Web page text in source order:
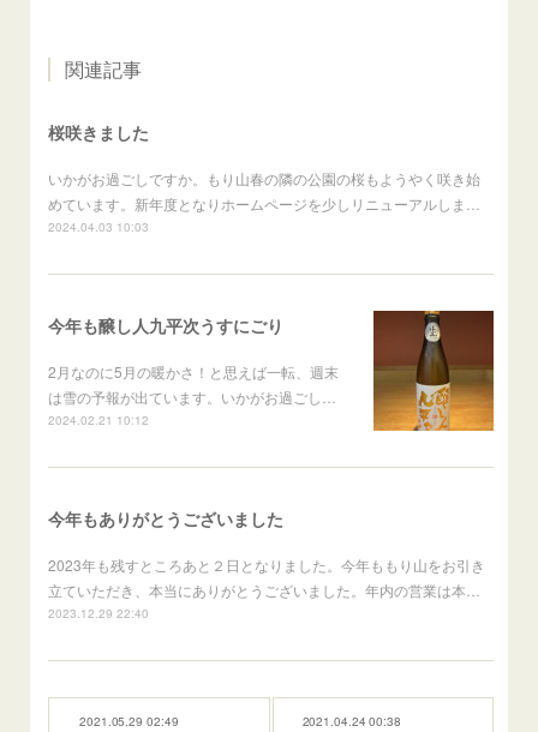
関連記事
桜咲きました
いかがお過ごしですか。もり山春の隣の公園の桜もようやく咲き始
めています。新年度となりホームページを少しリニューアルしま…
2024.04.03 10:03
今年も醸し人九平次うすにごり
2月なのに5月の暖かさ！と思えば一転、週末
は雪の予報が出ています。いかがお過ごし…
2024.02.21 10:12
今年もありがとうございました
2023年も残すところあと２日となりました。今年ももり山をお引き
立ていただき、本当にありがとうございました。年内の営業は本…
2023.12.29 22:40
2021.05.29 02:49 2021.04.24 00:38